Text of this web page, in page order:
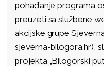
pohađanje programa
preuzeti sa službene
akcijske grupe
sjeverna-bilogora.hr),
projekta „Bilogorski